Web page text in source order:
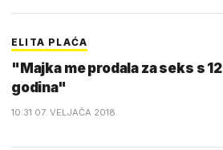
ELITA PLAĆA
"Majka me prodala za seks s 12
godina"
10:31 07. VELJAČA 2018.